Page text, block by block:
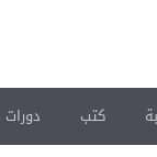
كتب دورات